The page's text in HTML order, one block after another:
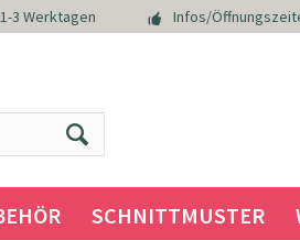
3 Werktagen Infos/
SCHNITTMUSTER